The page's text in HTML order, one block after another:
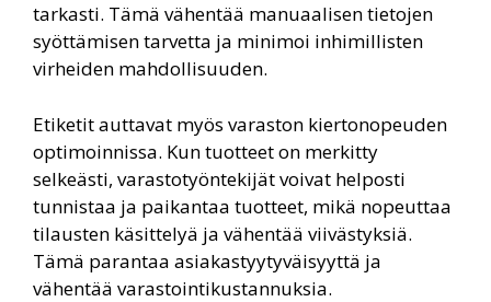
tarkasti. Tämä vähentää manuaalisen tietojen
syöttämisen tarvetta ja minimoi inhimillisten
virheiden mahdollisuuden.
Etiketit auttavat myös varaston kiertonopeuden
optimoinnissa. Kun tuotteet on merkitty
selkeästi, varastotyöntekijät voivat helposti
tunnistaa ja paikantaa tuotteet, mikä nopeuttaa
tilausten käsittelyä ja vähentää viivästyksiä.
Tämä parantaa asiakastyytyväisyyttä ja
vähentää varastointikustannuksia.